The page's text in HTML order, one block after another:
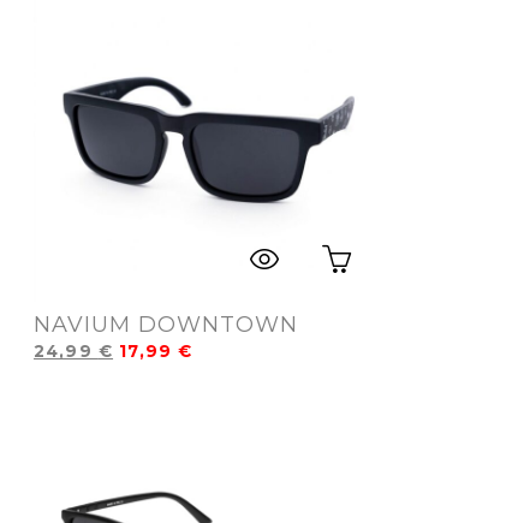
NAVIUM DOWNTOWN
24,99 € 17,99€